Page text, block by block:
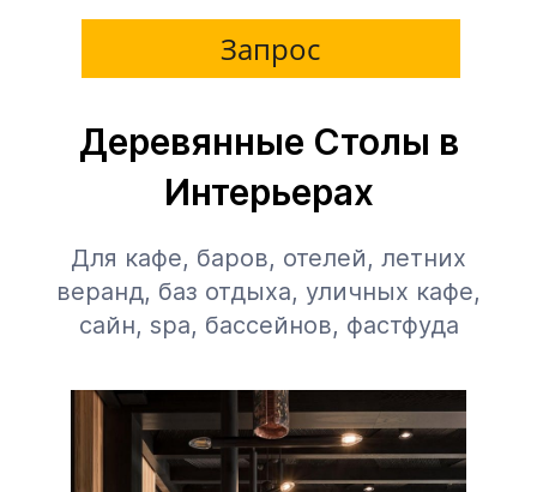
Запрос
Деревянные Столы в
Интерьерах
Для кафе, баров, отелей, летних
веранд, баз отдыха, уличных кафе,
сайн, spa, бассейнов, фастфуда